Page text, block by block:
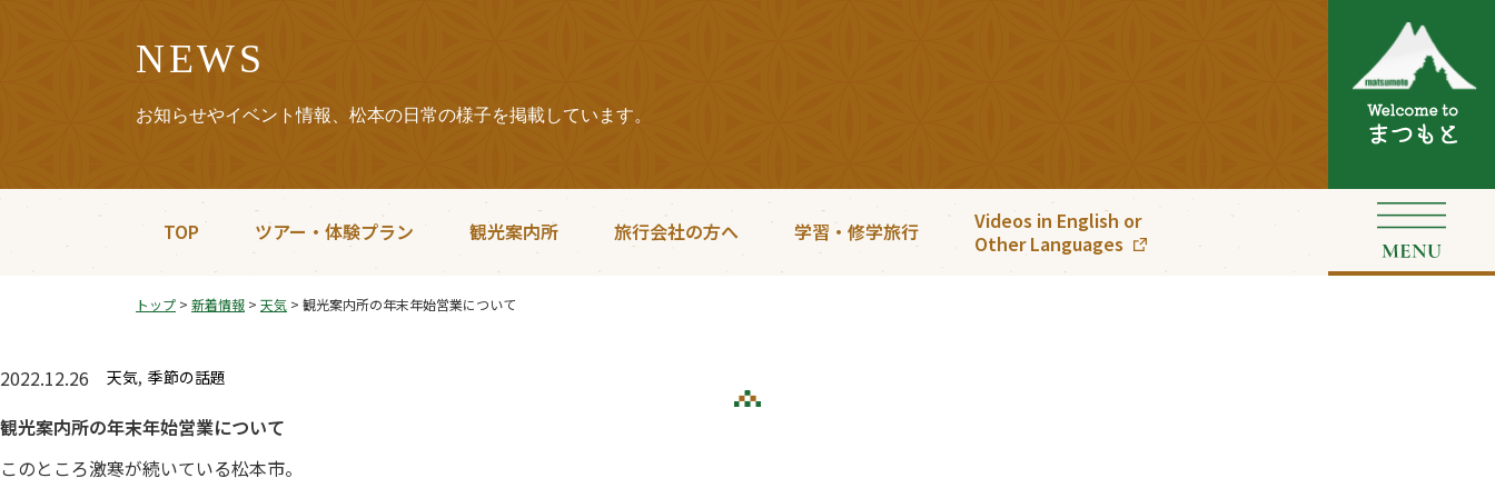
NEWS
お知らせやイベント情報、松本の日常の様子を掲載しています。
TOP ツアー・体験プラン 観光案内所 旅行会社の方へ 学習・修学旅行
Videos in English or
Other Languages
トップ > 新着情報 > 天気 > 観光案内所の年末年始営業について
2022.12.26 天気 季節の話題
観光案内所の年末年始営業について
このところ激寒が続いている松本市。